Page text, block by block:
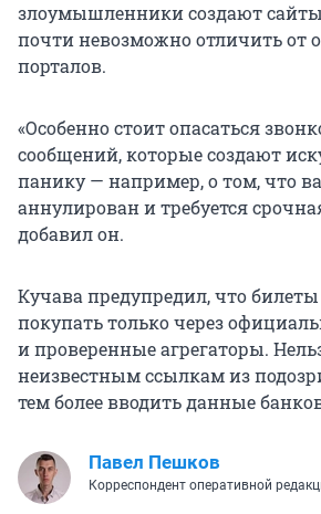
злоумышленники создают
почти невозможно отличить от
порталов.
«Особенно стоит опасаться
сообщений, которые создают
панику — например, о том, что
аннулирован и требуется
добавил он.
Кучава предупредил, что билеты
покупать только через
и проверенные агрегаторы.
неизвестным ссылкам из
тем более вводить данные
Павел Пешков
Корреспондент оперативной